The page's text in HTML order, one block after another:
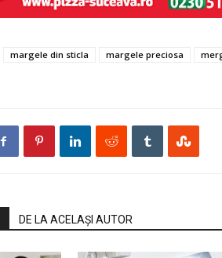
margele din sticla margele preciosa
DE LA ACELAȘI AUTOR